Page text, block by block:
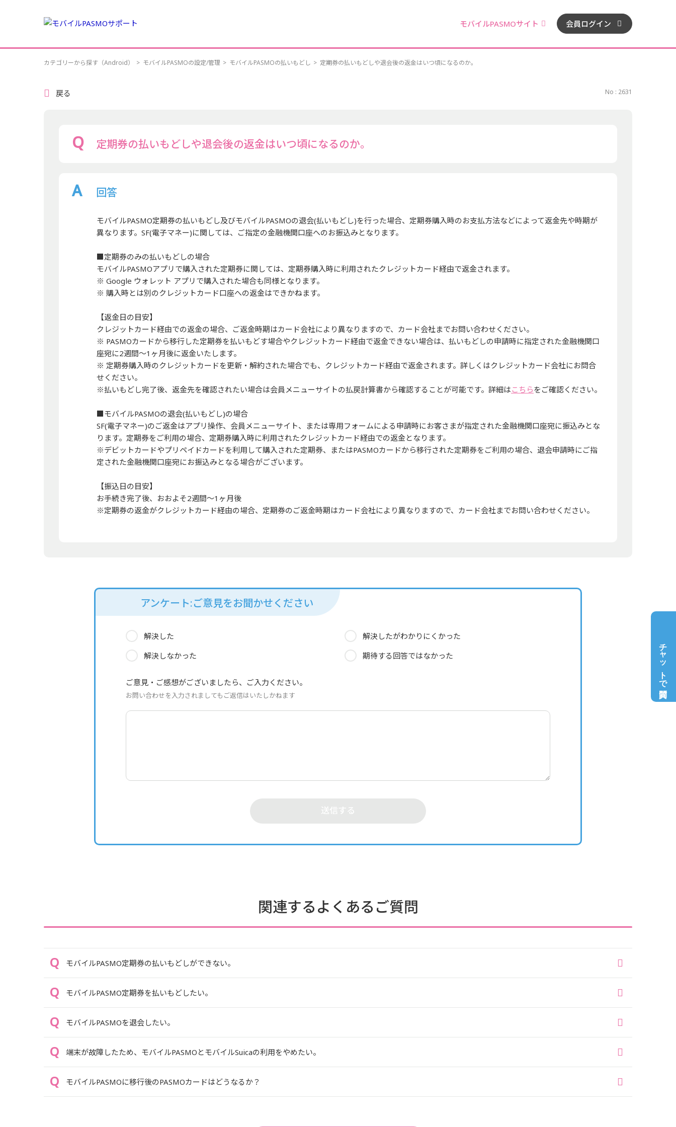
モバイルPASMOサイト 会員ログイン
チャットで質問
カテゴリーから探す（Android） > モバイルPASMOの設定/管理 > モバイルPASMOの払いもどし > 定期券の払いもどしや退会後の返金はいつ頃になるのか。
戻る No : 2631
定期券の払いもどしや退会後の返金はいつ頃になるのか。
回答
モバイルPASMO定期券の払いもどし及びモバイルPASMOの退会(払いもどし)を行った場合、定期券購入時のお支払方法などによって返金先や時期が
異なります。SF(電子マネー)に関しては、ご指定の金融機関口座へのお振込みとなります。
■定期券のみの払いもどしの場合
モバイルPASMOアプリで購入された定期券に関しては、定期券購入時に利用されたクレジットカード経由で返金されます。
※ Google ウォレット アプリで購入された場合も同様となります。
※ 購入時とは別のクレジットカード口座への返金はできかねます。
【返金日の目安】
クレジットカード経由での返金の場合、ご返金時期はカード会社により異なりますので、カード会社までお問い合わせください。
※ PASMOカードから移行した定期券を払いもどす場合やクレジットカード経由で返金できない場合は、払いもどしの申請時に指定された金融機関口
座宛に2週間～1ヶ月後に返金いたします。
※ 定期券購入時のクレジットカードを更新・解約された場合でも、クレジットカード経由で返金されます。詳しくはクレジットカード会社にお問合
せください。
※払いもどし完了後、返金先を確認されたい場合は会員メニューサイトの払戻計算書から確認することが可能です。詳細は こちらをご確認ください。
■モバイルPASMOの退会(払いもどし)の場合
SF(電子マネー)のご返金はアプリ操作、会員メニューサイト、または専用フォームによる申請時にお客さまが指定された金融機関口座宛に振込みとな
ります。定期券をご利用の場合、定期券購入時に利用されたクレジットカード経由での返金となります。
※デビットカードやプリペイドカードを利用して購入された定期券、またはPASMOカードから移行された定期券をご利用の場合、退会申請時にご指
定された金融機関口座宛にお振込みとなる場合がございます。
【振込日の目安】
お手続き完了後、おおよそ2週間～1ヶ月後
※定期券の返金がクレジットカード経由の場合、定期券のご返金時期はカード会社により異なりますので、カード会社までお問い合わせください。
アンケート:ご意見をお聞かせください
解決した
解決したがわかりにくかった
解決しなかった
期待する回答ではなかった
ご意見・ご感想がございましたら、ご入力ください。
お問い合わせを入力されましてもご返信はいたしかねます
関連するよくあるご質問
モバイルPASMO定期券の払いもどしができない。
モバイルPASMO定期券を払いもどしたい。
モバイルPASMOを退会したい。
端末が故障したため、モバイルPASMOとモバイルSuicaの利用をやめたい。
モバイルPASMOに移行後のPASMOカードはどうなるか？